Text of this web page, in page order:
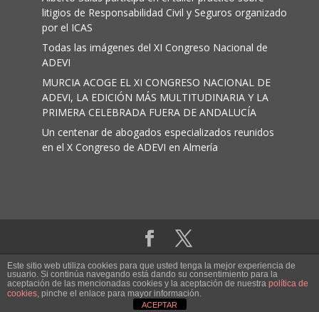
litigios de Responsabilidad Civil y Seguros organizado
por el ICAS
Todas las imágenes del XI Congreso Nacional de
ADEVI
MURCIA ACOGE EL XI CONGRESO NACIONAL DE
ADEVI, LA EDICIÓN MÁS MULTITUDINARIA Y LA
PRIMERA CELEBRADA FUERA DE ANDALUCÍA
Un centenar de abogados especializados reunidos
en el X Congreso de ADEVI en Almería
Aviso legal|Política de cookies
Adevi ® Abogados de víctimas de accidentes.
Este sitio web utiliza cookies para que usted tenga la mejor experiencia de
usuario. Si continúa navegando está dando su consentimiento para la
aceptación de las mencionadas cookies y la aceptación de nuestra política de
cookies, pinche el enlace para mayor información.
ACEPTAR